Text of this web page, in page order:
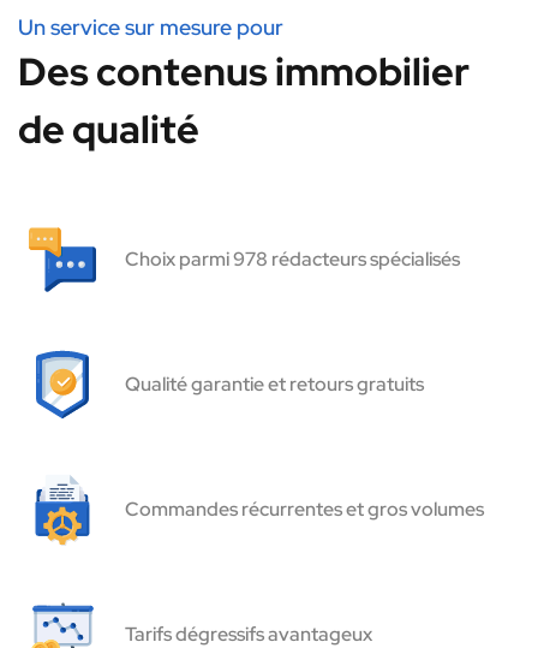
Un service sur mesure pour
Des contenus immobilier
de qualité
Choix parmi 978 rédacteurs spécialisés
Qualité garantie et retours gratuits
Commandes récurrentes et gros volumes
Tarifs dégressifs avantageux